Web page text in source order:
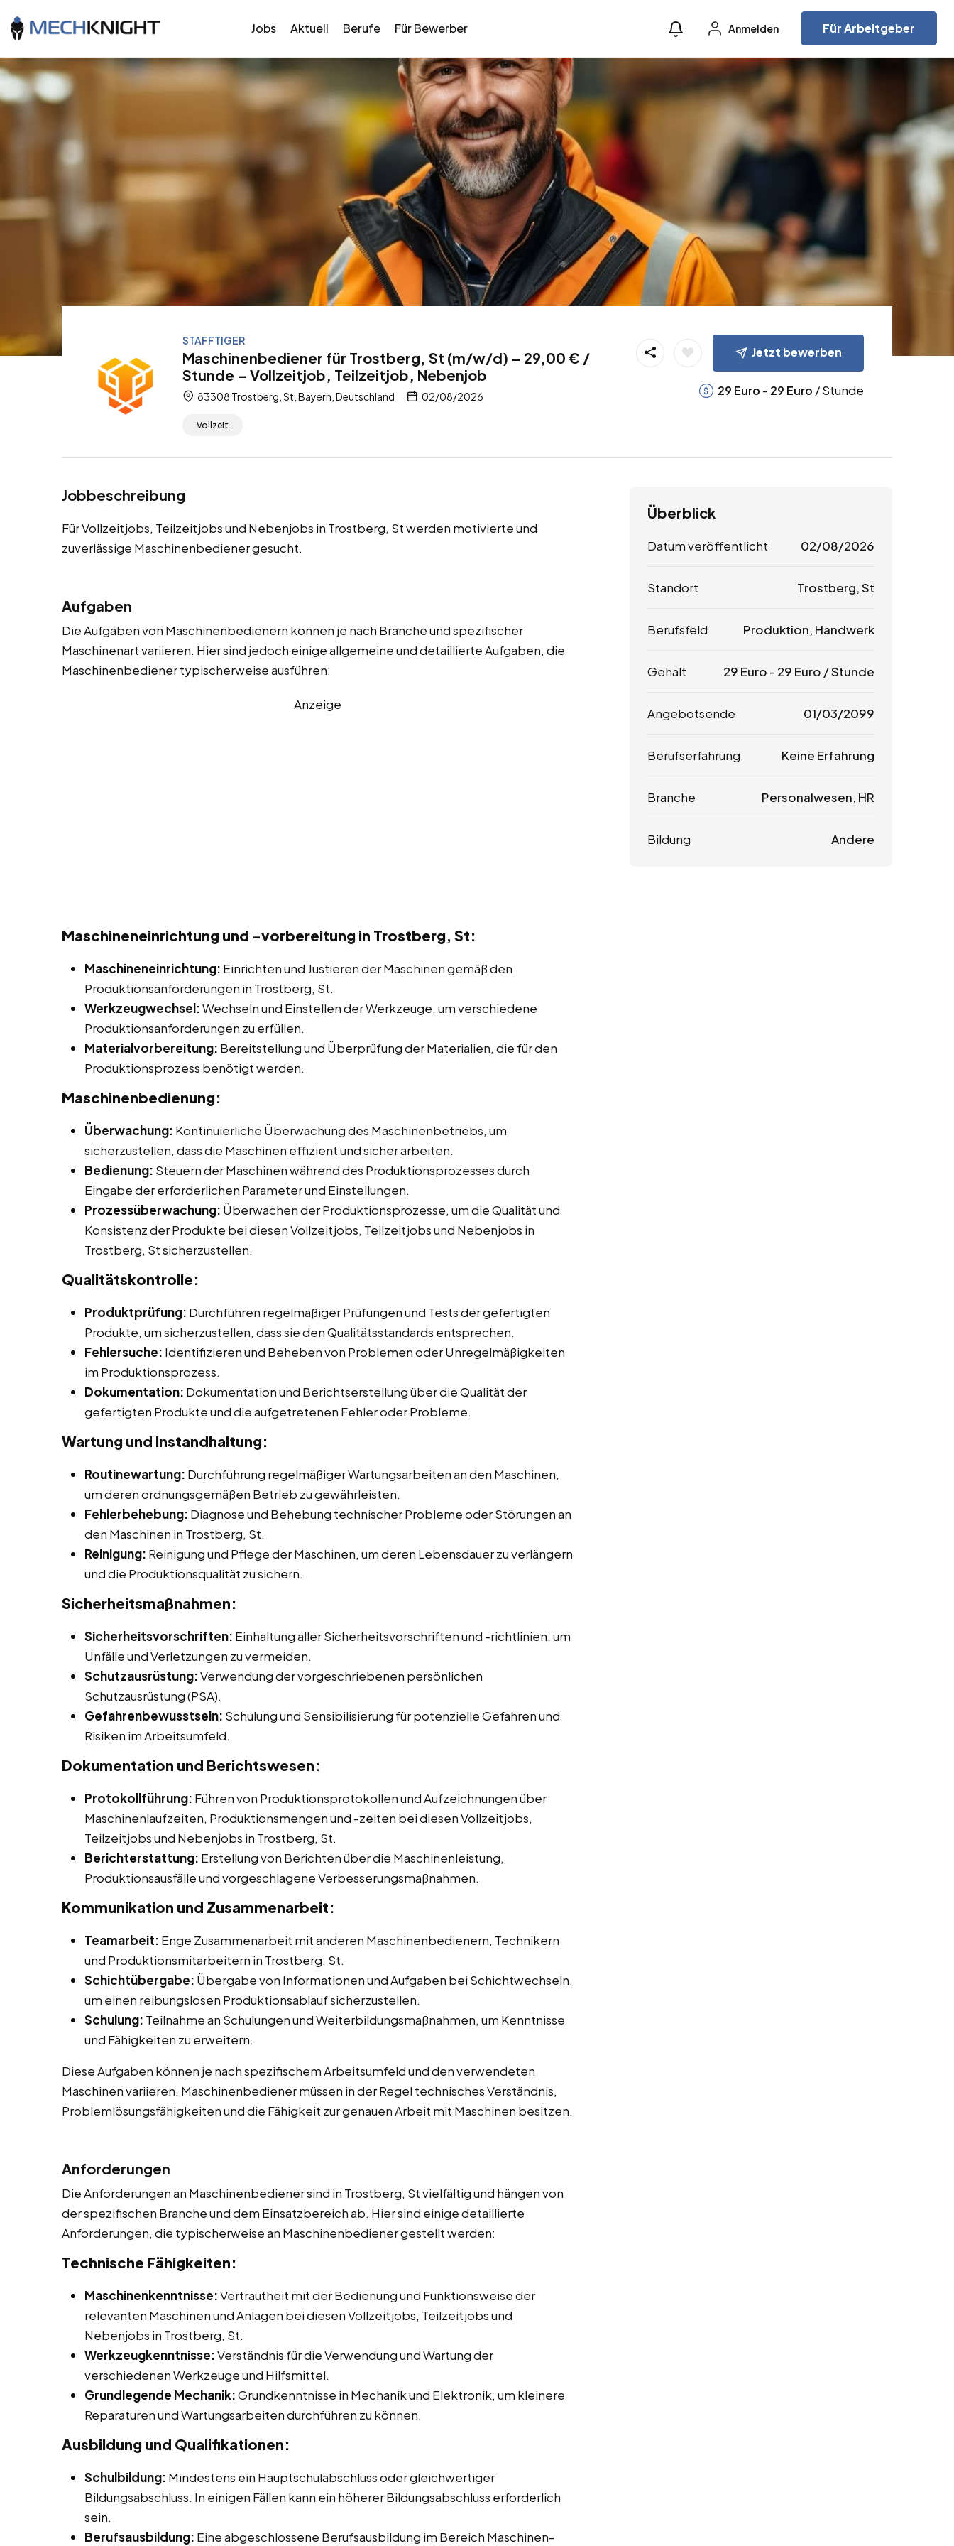
Jobs Aktuell Berufe Für Bewerber Anmelden Für Arbeitgeber
STAFFTIGER
Maschinenbediener für Trostberg, St (m/w/d) – 29,00 € /
Stunde – Vollzeitjob, Teilzeitjob, Nebenjob
83308 Trostberg, St, Bayern, Deutschland 02/08/2026
Vollzeit
Jetzt bewerben
29 Euro - 29 Euro / Stunde
Jobbeschreibung
Für Vollzeitjobs, Teilzeitjobs und Nebenjobs in Trostberg, St werden motivierte und
zuverlässige Maschinenbediener gesucht.
Aufgaben
Die Aufgaben von Maschinenbedienern können je nach Branche und spezifischer
Maschinenart variieren. Hier sind jedoch einige allgemeine und detaillierte Aufgaben, die
Maschinenbediener typischerweise ausführen:
Anzeige
Maschineneinrichtung und -vorbereitung in Trostberg, St:
Maschineneinrichtung: Einrichten und Justieren der Maschinen gemäß den
Produktionsanforderungen in Trostberg, St.
Werkzeugwechsel:Wechseln und Einstellen der Werkzeuge, um verschiedene
Produktionsanforderungen zu erfüllen.
Materialvorbereitung: Bereitstellung und Überprüfung der Materialien, die für den
Produktionsprozess benötigt werden.
Maschinenbedienung:
Überwachung: Kontinuierliche Überwachung des Maschinenbetriebs, um
sicherzustellen, dass die Maschinen effizient und sicher arbeiten.
Bedienung: Steuern der Maschinen während des Produktionsprozesses durch
Eingabe der erforderlichen Parameter und Einstellungen.
Prozessüberwachung: Überwachen der Produktionsprozesse, um die Qualität und
Konsistenz der Produkte bei diesen Vollzeitjobs, Teilzeitjobs und Nebenjobs in
Trostberg, St sicherzustellen.
Qualitätskontrolle:
Produktprüfung: Durchführen regelmäßiger Prüfungen und Tests der gefertigten
Produkte, um sicherzustellen, dass sie den Qualitätsstandards entsprechen.
Fehlersuche: Identifizieren und Beheben von Problemen oder Unregelmäßigkeiten
im Produktionsprozess.
Dokumentation: Dokumentation und Berichtserstellung über die Qualität der
gefertigten Produkte und die aufgetretenen Fehler oder Probleme.
Wartung und Instandhaltung:
Routinewartung: Durchführung regelmäßiger Wartungsarbeiten an den Maschinen,
um deren ordnungsgemäßen Betrieb zu gewährleisten.
Fehlerbehebung: Diagnose und Behebung technischer Probleme oder Störungen an
den Maschinen in Trostberg, St.
Reinigung: Reinigung und Pflege der Maschinen, um deren Lebensdauer zu verlängern
und die Produktionsqualität zu sichern.
Sicherheitsmaßnahmen:
Sicherheitsvorschriften: Einhaltung aller Sicherheitsvorschriften und -richtlinien, um
Unfälle und Verletzungen zu vermeiden.
Schutzausrüstung:Verwendung der vorgeschriebenen persönlichen
Schutzausrüstung (PSA).
Gefahrenbewusstsein: Schulung und Sensibilisierung für potenzielle Gefahren und
Risiken im Arbeitsumfeld.
Dokumentation und Berichtswesen:
Protokollführung: Führen von Produktionsprotokollen und Aufzeichnungen über
Maschinenlaufzeiten, Produktionsmengen und -zeiten bei diesen Vollzeitjobs,
Teilzeitjobs und Nebenjobs in Trostberg, St.
Berichterstattung: Erstellung von Berichten über die Maschinenleistung,
Produktionsausfälle und vorgeschlagene Verbesserungsmaßnahmen.
Kommunikation und Zusammenarbeit:
Teamarbeit: Enge Zusammenarbeit mit anderen Maschinenbedienern, Technikern
und Produktionsmitarbeitern in Trostberg, St.
Schichtübergabe: Übergabe von Informationen und Aufgaben bei Schichtwechseln,
um einen reibungslosen Produktionsablauf sicherzustellen.
Schulung: Teilnahme an Schulungen und Weiterbildungsmaßnahmen, um Kenntnisse
und Fähigkeiten zu erweitern.
Diese Aufgaben können je nach spezifischem Arbeitsumfeld und den verwendeten
Maschinen variieren. Maschinenbediener müssen in der Regel technisches Verständnis,
Problemlösungsfähigkeiten und die Fähigkeit zur genauen Arbeit mit Maschinen besitzen.
Anforderungen
Die Anforderungen an Maschinenbediener sind in Trostberg, St vielfältig und hängen von
der spezifischen Branche und dem Einsatzbereich ab. Hier sind einige detaillierte
Anforderungen, die typischerweise an Maschinenbediener gestellt werden:
Technische Fähigkeiten:
Maschinenkenntnisse:Vertrautheit mit der Bedienung und Funktionsweise der
relevanten Maschinen und Anlagen bei diesen Vollzeitjobs, Teilzeitjobs und
Nebenjobs in Trostberg, St.
Werkzeugkenntnisse:Verständnis für die Verwendung und Wartung der
verschiedenen Werkzeuge und Hilfsmittel.
Grundlegende Mechanik:Grundkenntnisse in Mechanik und Elektronik, um kleinere
Reparaturen und Wartungsarbeiten durchführen zu können.
Ausbildung und Qualifikationen:
Schulbildung: Mindestens ein Hauptschulabschluss oder gleichwertiger
Bildungsabschluss. In einigen Fällen kann ein höherer Bildungsabschluss erforderlich
sein.
Berufsausbildung: Eine abgeschlossene Berufsausbildung im Bereich Maschinen-
Überblick
Datum veröffentlicht 02/08/2026
Standort Trostberg, St
Berufsfeld Produktion, Handwerk
Gehalt 29 Euro - 29 Euro / Stunde
Angebotsende 01/03/2099
Berufserfahrung Keine Erfahrung
Branche Personalwesen, HR
Bildung Andere